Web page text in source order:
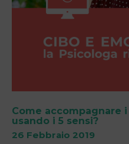
Come accompagnare
usando i 5 sensi?
26 Febbraio 2019